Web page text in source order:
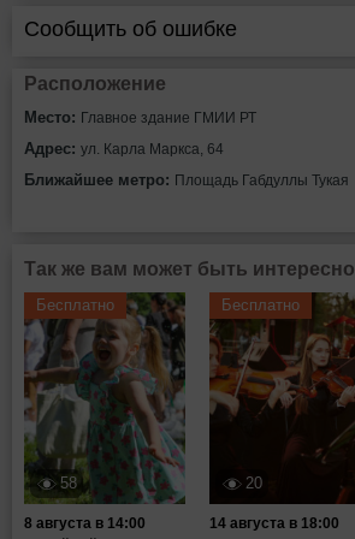
Сообщить об ошибке
Расположение
Место: Главное здание ГМИИ РТ
Адрес: ул. Карла Маркса, 64
Ближайшее метро: Площадь Габдуллы Тукая
Так же вам может быть интересно
Бесплатно
58
8 августа в 14:00
Бесплатно
20
14 августа в 18:00